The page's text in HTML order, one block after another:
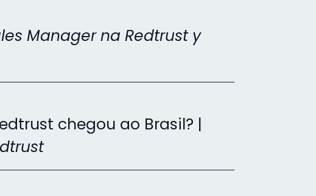
Manager na Redtrust y
chegou ao Brasil? |